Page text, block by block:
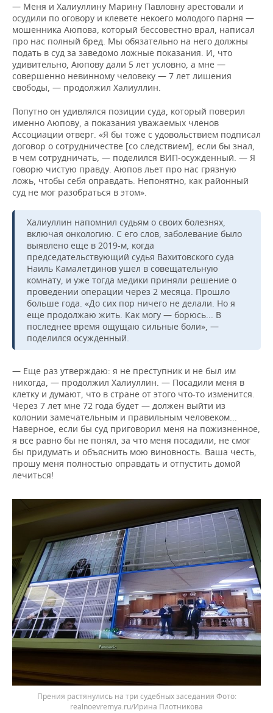
— Меня и Халиуллину Марину Павловну арестовали и
осудили по оговору и клевете некоего молодого парня —
мошенника Аюпова, который бессовестно врал, написал
про нас полный бред. Мы обязательно на него должны
подать в суд за заведомо ложные показания. И, что
удивительно, Аюпову дали 5 лет условно, а мне —
совершенно невинному человеку — 7 лет лишения
свободы, — продолжил Халиуллин.
Попутно он удивлялся позиции суда, который поверил
именно Аюпову, а показания уважаемых членов
Ассоциации отверг. «Я бы тоже с удовольствием подписал
договор о сотрудничестве [со следствием], если бы знал,
в чем сотрудничать, — поделился ВИП-осужденный. — Я
говорю чистую правду. Аюпов льет про нас грязную
ложь, чтобы себя оправдать. Непонятно, как районный
суд не мог разобраться в этом».
Халиуллин напомнил судьям о своих болезнях,
включая онкологию. С его слов, заболевание было
выявлено еще в 2019-м, когда
председательствующий судья Вахитовского суда
Наиль Камалетдинов ушел в совещательную
комнату, и уже тогда медики приняли решение о
проведении операции через 2 месяца. Прошло
больше года. «До сих пор ничего не делали. Но я
еще продолжаю жить. Как могу — борюсь... В
последнее время ощущаю сильные боли», —
поделился осужденный.
— Еще раз утверждаю: я не преступник и не был им
никогда, — продолжил Халиуллин. — Посадили меня в
клетку и думают, что в стране от этого что-то изменится.
Через 7 лет мне 72 года будет — должен выйти из
колонии замечательным и правильным человеком...
Наверное, если бы суд приговорил меня на пожизненное,
я все равно бы не понял, за что меня посадили, не смог
бы придумать и объяснить мою виновность. Ваша честь,
прошу меня полностью оправдать и отпустить домой
лечиться!
Прения растянулись на три судебных заседания
realnoevremya.ru/Ирина Плотникова